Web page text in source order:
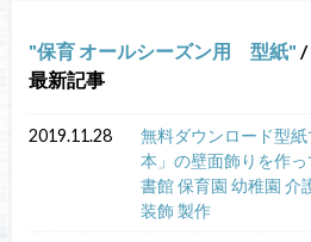
保育 オールシーズン用 型紙 /
最新記事
2019.11.28
無料ダウンロード型
本」の壁面飾りを作
書館 保育園 幼稚園 介
装飾 製作